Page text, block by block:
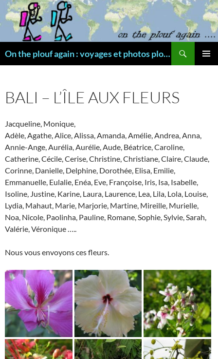
Aller
au
contenu
On the plouf again : voyages et photos plongée
BALI – L’ÎLE AUX FLEURS
Jacqueline, Monique,
Adèle, Agathe, Alice, Alissa, Amanda, Amélie, Andrea, Anna,
Annie-Ange, Aurélia, Aurélie, Aude, Béatrice, Caroline,
Catherine, Cécile, Cerise, Christine, Christiane, Claire, Claude,
Corinne, Danielle, Delphine, Dorothée, Elisa, Emilie,
Emmanuelle, Eulalie, Enéa, Eve, Françoise, Iris, Isa, Isabelle,
Isoline, Justine, Karine, Laura, Laurence, Lea, Lila, Lola, Louise,
Lydia, Mahaut, Marie, Marjorie, Martine, Mireille, Murielle,
Noa, Nicole, Paolinha, Pauline, Romane, Sophie, Sylvie, Sarah,
Valérie, Véronique …..
Nous vous envoyons ces fleurs.